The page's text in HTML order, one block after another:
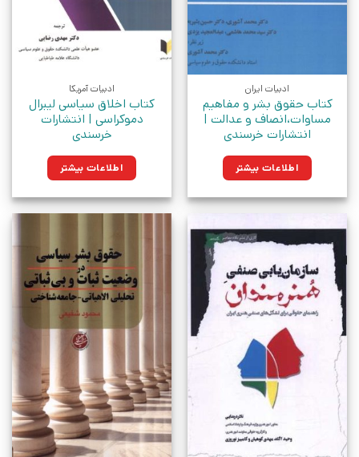
ادبیات ایران
کتاب حقوق بشر و مفاهیم
مساوات،انصاف و عدالت |
انتشارات خرسندی
اطلاعات بیشتر
ادبیات آمریکا
کتاب اخلاق سیاسی لیبرال
دموکراسی | انتشارات
خرسندی
اطلاعات بیشتر